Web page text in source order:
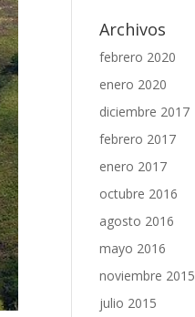
Archivos
febrero 2020
enero 2020
diciembre 2017
febrero 2017
enero 2017
octubre 2016
agosto 2016
mayo 2016
noviembre 2015
julio 2015